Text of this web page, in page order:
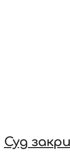
Суд